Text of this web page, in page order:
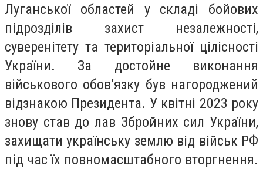
Луганської областей у складі бойових
підрозділів захист незалежності,
суверенітету та територіальної цілісності
України. За достойне виконання
військового обов’язку був нагороджений
відзнакою Президента. У квітні 2023 року
знову став до лав Збройних сил України,
захищати українську землю від військ РФ
під час їх повномасштабного вторгнення.